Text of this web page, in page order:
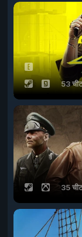
53 चीट
35 चीट